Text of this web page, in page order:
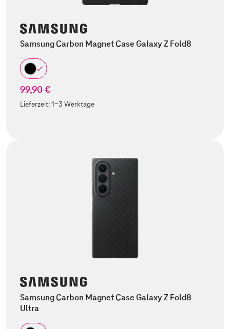
Samsung Carbon Magnet Case Galaxy Z Fold8
99,90 €
Lieferzeit:1-3 Werktage
Samsung Carbon Magnet Case Galaxy Z Fold8
Ultra